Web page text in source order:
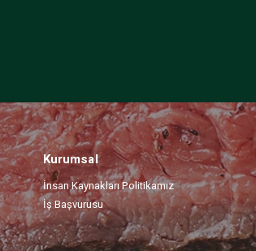
Kurumsal
İnsan Kaynakları Politikamız
İş Başvurusu